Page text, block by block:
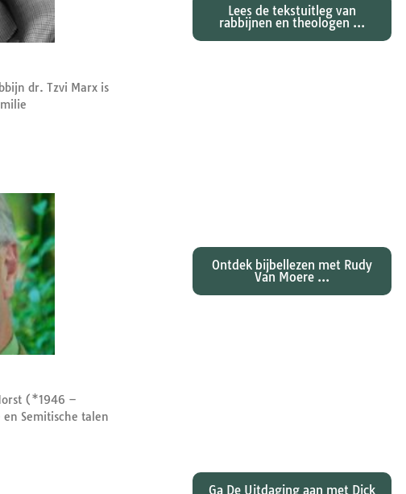
dr. Tzvi Marx is
(*1946 –
Semitische talen
Lees de tekstuitleg van
rabbijnen en theologen ...
Ontdek bijbellezen met Rudy
Van Moere ...
Ga De Uitdaging aan met Dick